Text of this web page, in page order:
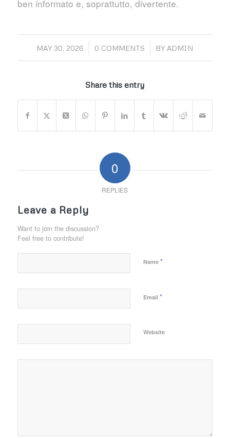
ben informato e, soprattutto, divertente.
MAY 30, 2026
/ 0 COMMENTS
/ BY ADMIN
Share this entry
0
REPLIES
Leave a Reply
Want to join the discussion?
Feel free to contribute!
Name *
Email *
Website